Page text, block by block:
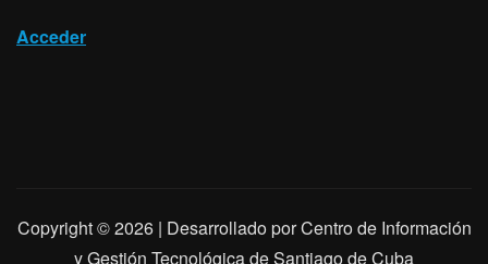
Acceder
Copyright © 2026 | Desarrollado por Centro de Información
y Gestión Tecnológica de Santiago de Cuba